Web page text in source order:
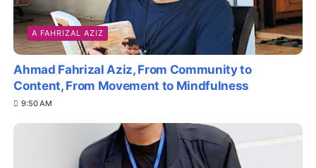
A FAHRIZAL AZIZ
Ahmad Fahrizal Aziz, From Community to
Content, From Movement to Mindfulness
9:50 AM